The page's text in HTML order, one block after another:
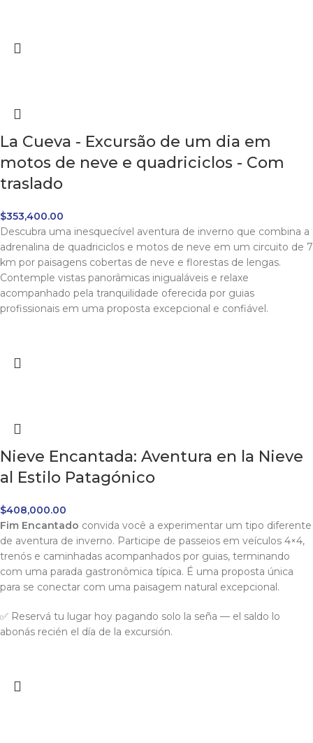
La Cueva - Excursão de um dia em
motos de neve e quadriciclos - Com
traslado
$353,400.00
Descubra uma inesquecível aventura de inverno que combina a
adrenalina de quadriciclos e motos de neve em um circuito de 7
km por paisagens cobertas de neve e florestas de lengas.
Contemple vistas panorâmicas inigualáveis e relaxe
acompanhado pela tranquilidade oferecida por guias
profissionais em uma proposta excepcional e confiável.
Nieve Encantada: Aventura en la Nieve
al Estilo Patagónico
$408,000.00
Fim Encantado convida você a experimentar um tipo diferente
de aventura de inverno. Participe de passeios em veículos 4×4,
trenós e caminhadas acompanhados por guias, terminando
com uma parada gastronômica típica. É uma proposta única
para se conectar com uma paisagem natural excepcional.
✅ Reservá tu lugar hoy pagando solo la seña — el saldo lo
abonás recién el día de la excursión.